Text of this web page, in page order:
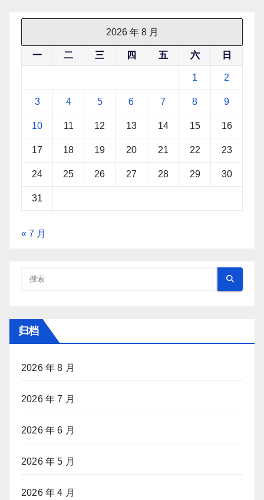
2026 年 8 月
一 二 三 四 五 六 日
1 2
3 4 5 6 7 8 9
10 11 12 13 14 15 16
17 18 19 20 21 22 23
24 25 26 27 28 29 30
31
« 7 月
归档
2026 年 8 月
2026 年 7 月
2026 年 6 月
2026 年 5 月
2026 年 4 月